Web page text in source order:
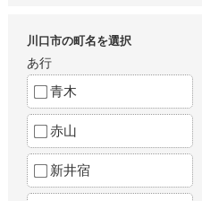
川口市の町名を選択
あ行
青木
赤山
新井宿